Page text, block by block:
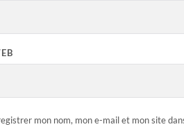
mon nom, mon e-mail et mon site